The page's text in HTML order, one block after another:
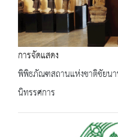
การจัดแสดง
พิพิธภัณฑสถานแห่งชาติชัยน
นิทรรศการ